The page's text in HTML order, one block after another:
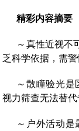
精彩内容摘要
～真性近视不
乏科学依据，需警
～散瞳验光是
视力筛查无法替代
～户外活动是